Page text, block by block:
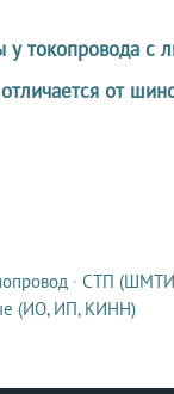
у токопровода с
от
· СТП
(ИО, ИП, КИНН)